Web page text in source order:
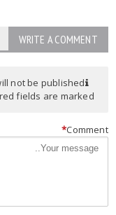
WRITE A COMMENT
not be published.
fields are marked
*